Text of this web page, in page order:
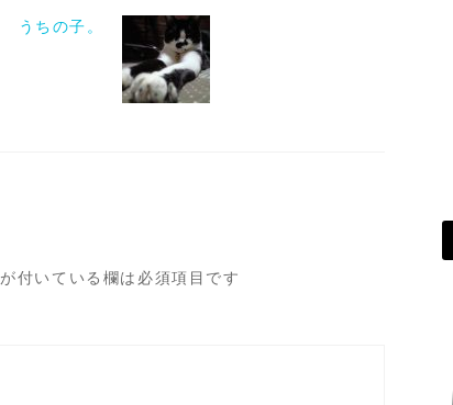
うちの子。
が付いている欄は必須項目です